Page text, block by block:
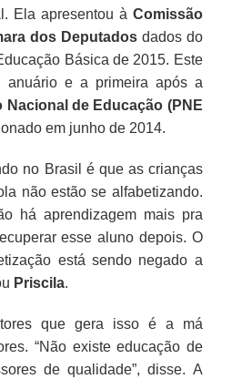
Ela apresentou à Comissão
dos Deputadosdados do
Básica de 2015. Este
e a primeira após a
Nacional de Educação (PNE
em junho de 2014.
no Brasil é que as crianças
não estão se alfabetizando.
há aprendizagem mais pra
esse aluno depois. O
está sendo negado a
Priscila.
que gera isso é a má
“Não existe educação de
de qualidade”, disse. A